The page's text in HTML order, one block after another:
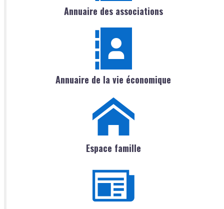
Annuaire des associations
Annuaire de la vie économique
Espace famille